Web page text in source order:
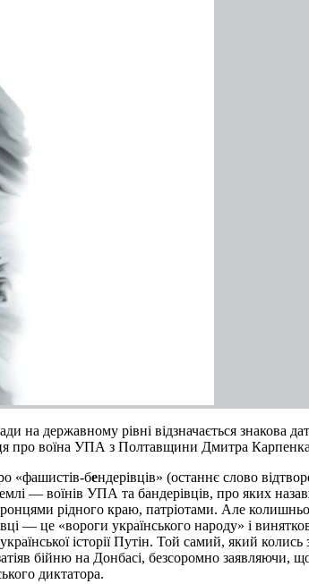
на державному рівні відзначається знакова
про воїна УПА з Полтавщини Дмитра
«фашистів-бендерівців» (останнє слово
— воїнів УПА та бандерівців, про яких
рідного краю, патріотами. Але
— це «вороги українського народу» і
історії Путін. Той самий, який колись
бійню на Донбасі, безсоромно заявляючи,
диктатора.